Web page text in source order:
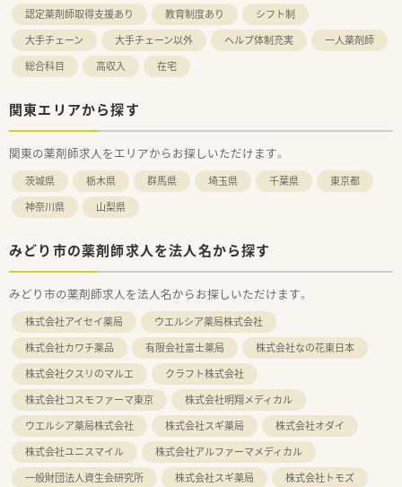
認定薬剤師取得支援あり
教育制度あり
シフト制
大手チェーン
大手チェーン以外 ヘルプ体制充実
一人薬剤師
総合科目
高収入 在宅
関東エリアから探す
関東の薬剤師求人をエリアからお探しいただけます。
茨城県 栃木県 群馬県 埼玉県 千葉県
東京都
神奈川県
山梨県
みどり市の薬剤師求人を法人名から探す
みどり市の薬剤師求人を法人名からお探しいただけます。
株式会社アイセイ薬局
ウエルシア薬局株式会社
株式会社カワチ薬品
有限会社富士薬局
株式会社なの花東日本
株式会社クスリのマルエ
クラフト株式会社
株式会社コスモファーマ東京
株式会社明翔メディカル
ウエルシア薬局株式会社
株式会社スギ薬局
株式会社オダイ
株式会社ユニスマイル
株式会社アルファーマメディカル
一般財団法人資生会研究所
株式会社スギ薬局
株式会社トモズ